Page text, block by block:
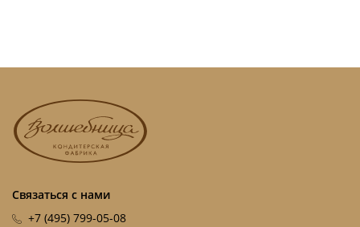
Связаться с нами
+7 (495) 799-05-08